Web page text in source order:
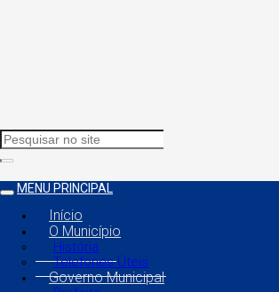
MENU PRINCIPAL
Início
O Município
História
Telefones Úteis
Governo Municipal